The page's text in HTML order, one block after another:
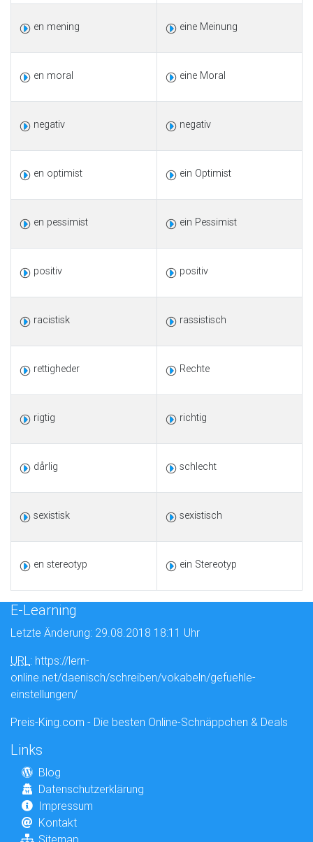
en mening eine Meinung
en moral eine Moral
negativ negativ
en optimist ein Optimist
en pessimist ein Pessimist
positiv positiv
racistisk rassistisch
rettigheder Rechte
rigtig richtig
dårlig schlecht
sexistisk sexistisch
en stereotyp ein Stereotyp
E-Learning
Letzte Änderung: 29.08.2018 18:11 Uhr
URL: https://lern-
online.net/daenisch/schreiben/vokabeln/gefuehle-
einstellungen/
Preis-King.com - Die besten Online-Schnäppchen & Deals
Links
Blog
Datenschutzerklärung
Impressum
Kontakt
Sitemap